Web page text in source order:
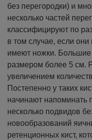
без перегородки) и
несколько частей
классифицируют по
в том случае, если
имеют ножки.
размером более 5 см.
увеличением
Постепенно у таких
начинают напоминать
несколько подвидов
новообразований
ретенционных кист,